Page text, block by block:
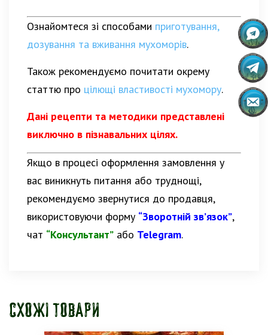
Ознайомтеся зі способами приготування,
дозування та вживання мухоморів.
Також рекомендуємо почитати окрему
статтю про цілющі властивості мухомору.
Дані рецепти та методики представлені
виключно в пізнавальних цілях.
Якщо в процесі оформлення замовлення у
вас виникнуть питання або труднощі,
рекомендуємо звернутися до продавця,
використовуючи форму “Зворотній зв’язок”,
чат “Консультант” або Telegram.
Схожі товари